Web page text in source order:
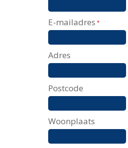
E-mailadres *
Adres
Postcode
Woonplaats